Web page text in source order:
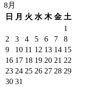
8月
日
月 火 水 木 金 土
1
2
3 4 5 6 7
8
9
10 11 12 13 14 15
16 17 18 19 20 21 22
23 24 25 26 27 28 29
30 31